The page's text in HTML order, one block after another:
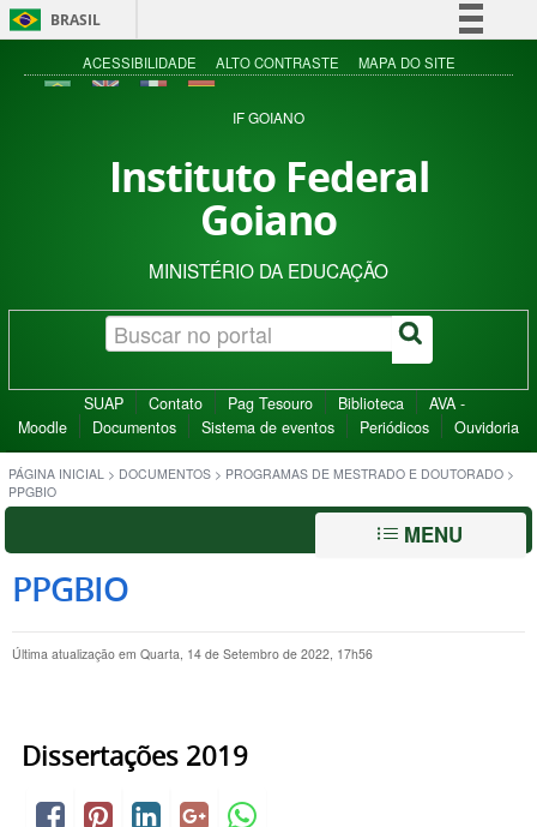
BRASIL
Simplifique!
Acesso à informação
ACESSIBILIDADE ALTO CONTRASTE MAPA DO SITE
IF GOIANO
Instituto Federal
Goiano
MINISTÉRIO DA EDUCAÇÃO
SUAP Contato Pag Tesouro Biblioteca
AVA -
Moodle
Documentos Sistema de eventos Periódicos Ouvidoria
PÁGINA INICIAL > DOCUMENTOS > PROGRAMAS DE MESTRADO E DOUTORADO >
PPGBIO
MENU
PPGBIO
Última atualização em Quarta, 14 de Setembro de 2022, 17h56
Dissertações 2019